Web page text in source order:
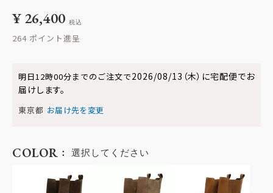
¥26,400 税込
264
明日12時00分までのご注文で2026/08/13（木） に宅配便でお
届けします。
東京都 お届け先を変更
COLOR 選択してください